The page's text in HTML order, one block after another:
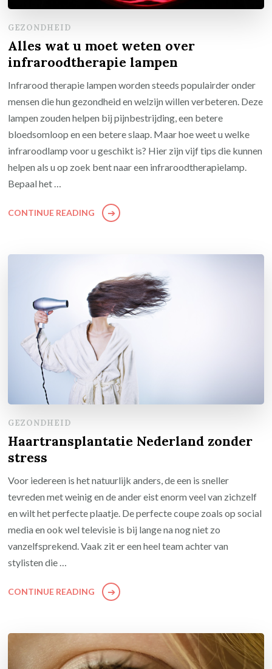
GEZONDHEID
Alles wat u moet weten over
infraroodtherapie lampen
Infrarood therapie lampen worden steeds populairder onder
mensen die hun gezondheid en welzijn willen verbeteren. Deze
lampen zouden helpen bij pijnbestrijding, een betere
bloedsomloop en een betere slaap. Maar hoe weet u welke
infraroodlamp voor u geschikt is? Hier zijn vijf tips die kunnen
helpen als u op zoek bent naar een infraroodtherapielamp.
Bepaal het …
CONTINUE READING
GEZONDHEID
Haartransplantatie Nederland zonder
stress
Voor iedereen is het natuurlijk anders, de een is sneller
tevreden met weinig en de ander eist enorm veel van zichzelf
en wilt het perfecte plaatje. De perfecte coupe zoals op social
media en ook wel televisie is bij lange na nog niet zo
vanzelfsprekend. Vaak zit er een heel team achter van
stylisten die …
CONTINUE READING